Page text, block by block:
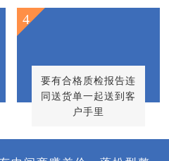
要有合格质检报告连
同送货单一起送到客
户手里
4